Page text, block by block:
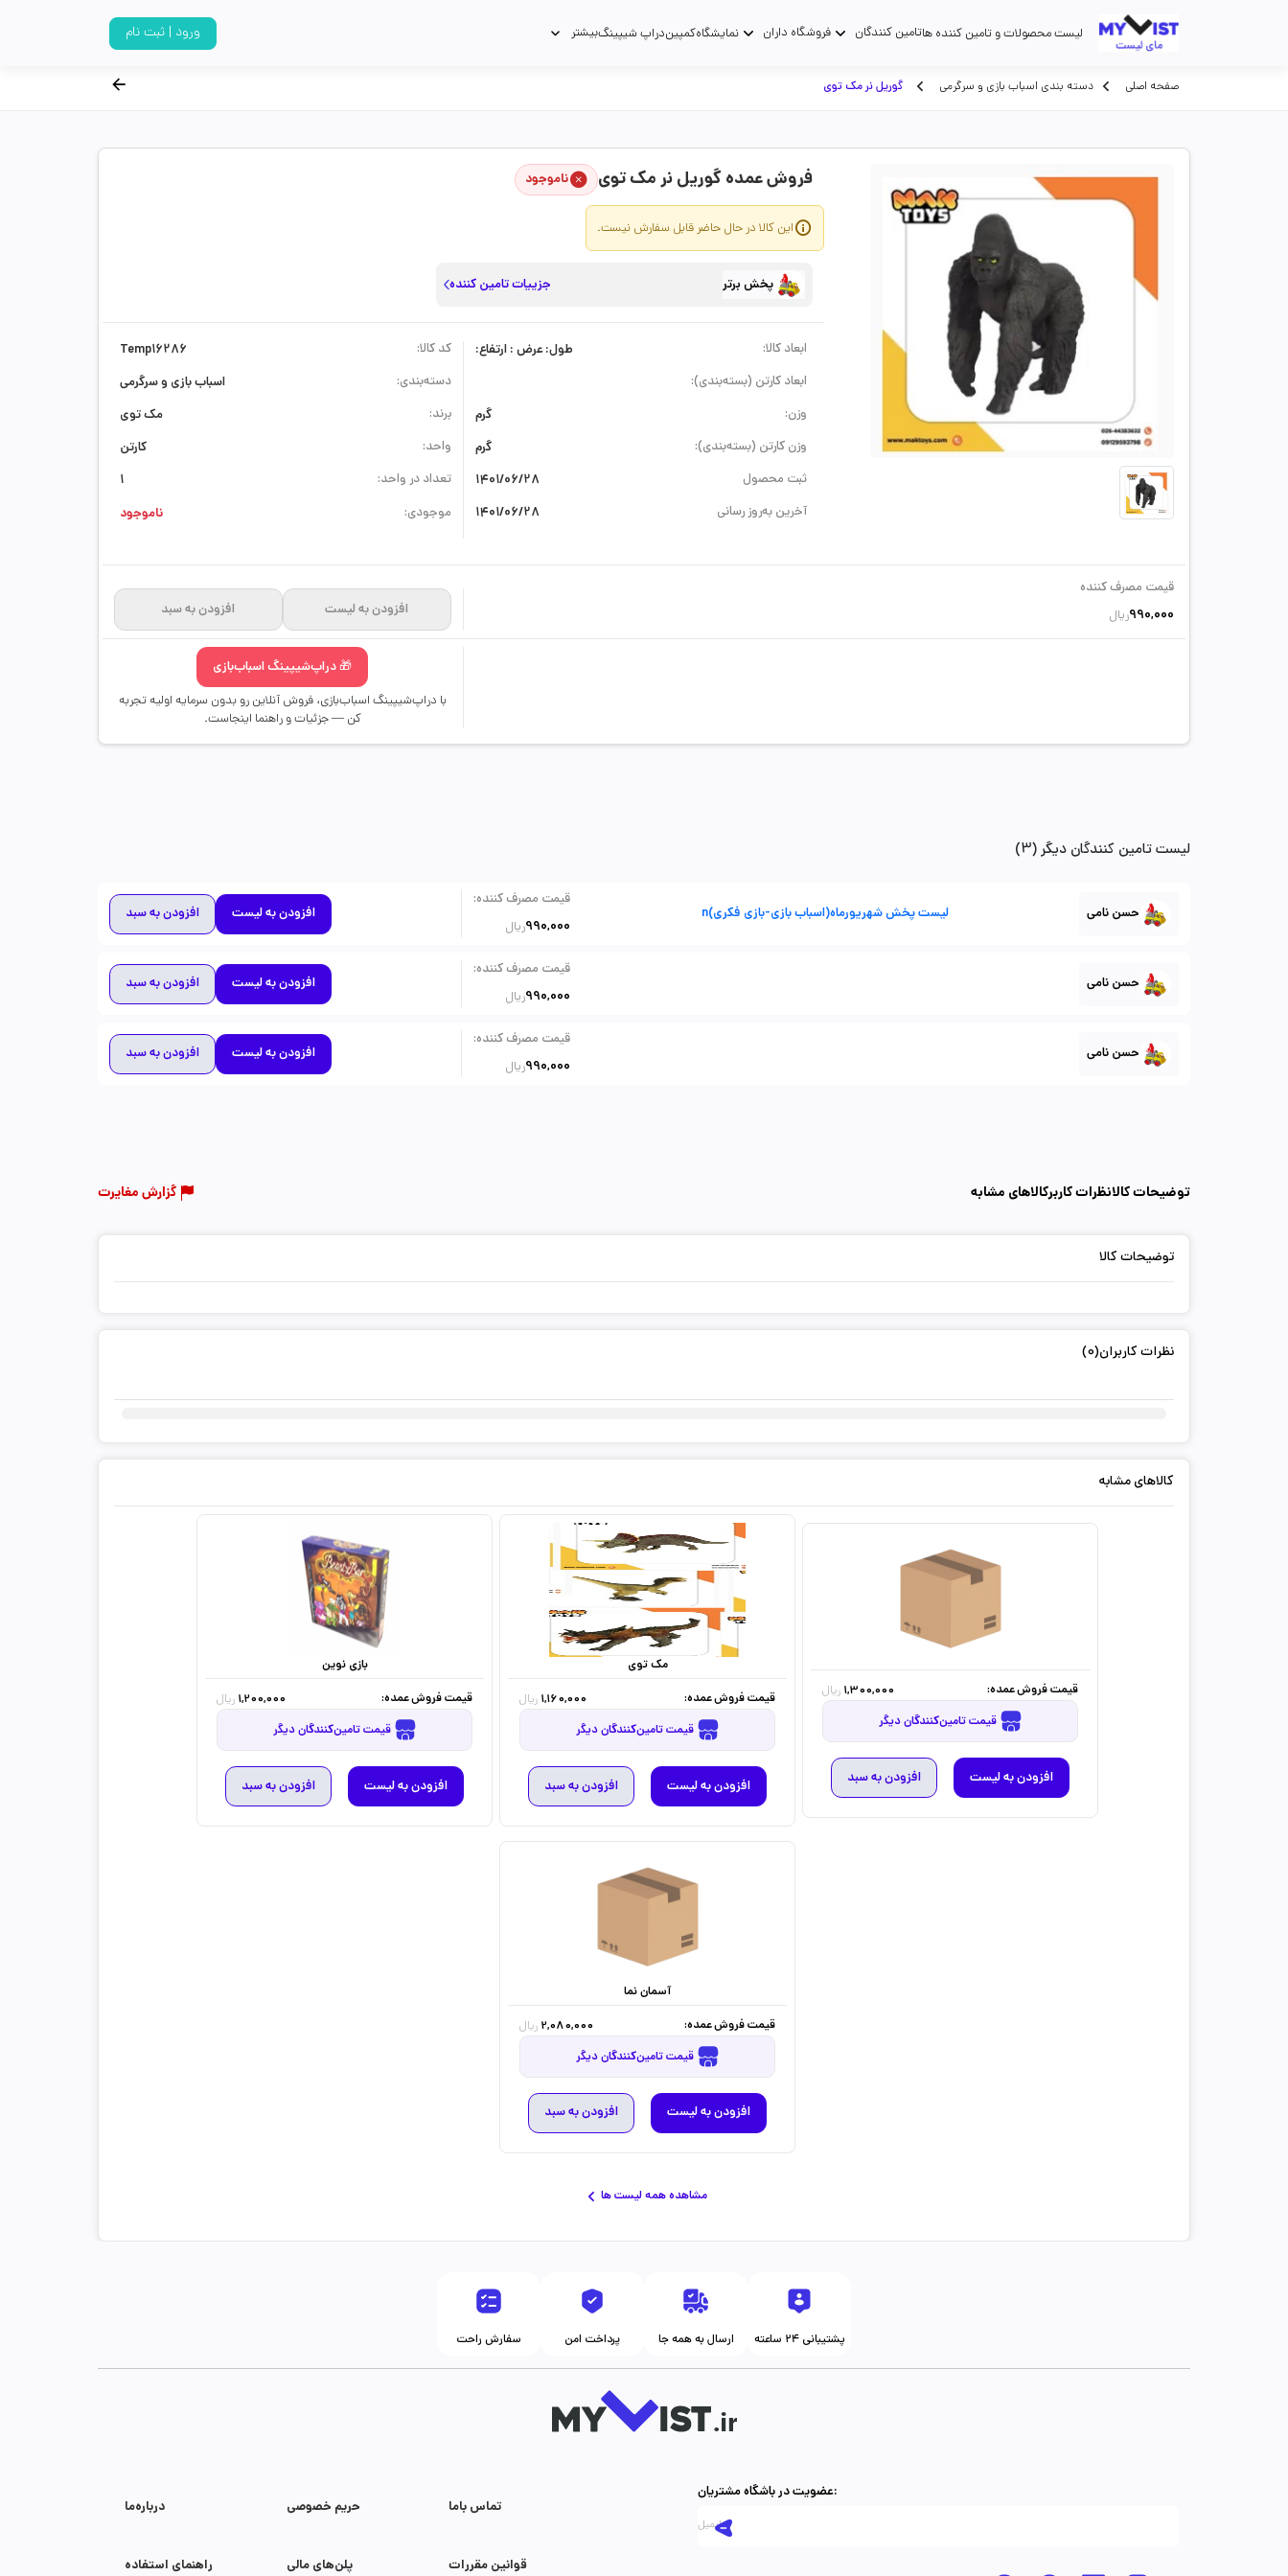
لیست محصولات و تامین کننده هاتامین کنندگان فروشگاه داران نمایشگاهکمپیندراپ شیپینگبیشتر ورود | ثبت نام
صفحه اصلی دسته بندی اسباب بازی و سرگرمی گوریل نر مک توی
فروش عمده گوریل نر مک توی ناموجود
این کالا در حال حاضر قابل سفارش نیست.
پخش برتر جزییات تامین کننده
ابعاد کالا: طول: عرض : ارتفاع:
ابعاد کارتن (بسته‌بندی):
وزن:
گرم
وزن کارتن (بسته‌بندی): گرم
ثبت محصول 1401/06/28
آخرین به‌روز رسانی 1401/06/28
کد کالا: Temp16286
دسته‌بندی: اسباب بازی و سرگرمی
برند: مک توی
واحد: کارتن
تعداد در واحد: 1
موجودی: ناموجود
قیمت مصرف کننده
990,000ریال افزودن به لیست افزودن به سبد
🎁 دراپ‌شیپینگ اسباب‌بازی
با دراپ‌شیپینگ اسباب‌بازی، فروش آنلاین رو بدون سرمایه اولیه تجربه
کن — جزئیات و راهنما اینجاست.
لیست تامین کنندگان دیگر (3)
حسن نامی لیست پخش شهریورماه(اسباب بازی-بازی فکری)n
قیمت مصرف کننده:
990,000ریال
افزودن به لیست افزودن به سبد
حسن نامی
قیمت مصرف کننده:
990,000ریال
افزودن به لیست افزودن به سبد
حسن نامی
قیمت مصرف کننده:
990,000ریال
افزودن به لیست افزودن به سبد
توضیحات کالانظرات کاربرکالاهای مشابه گزارش مغایرت
توضیحات کالا
نظرات کاربران(0)
کالاهای مشابه
قیمت فروش عمده: 1,300,000 ریال
قیمت تامین‌کنندگان دیگر
افزودن به لیست افزودن به سبد
مک توی
قیمت فروش عمده:
1,160,000 ریال
قیمت تامین‌کنندگان دیگر
افزودن به لیست افزودن به سبد
بازی نوین
قیمت فروش عمده:
1,200,000 ریال
قیمت تامین‌کنندگان دیگر
افزودن به لیست افزودن به سبد
آسمان نما
قیمت فروش عمده:
2,080,000 ریال
قیمت تامین‌کنندگان دیگر
افزودن به لیست افزودن به سبد
مشاهده همه لیست ها
سفارش راحت پرداخت امن ارسال به همه جا پشتیبانی ۲۴ ساعته
درباره‌ما حریم خصوصی تماس با‌ما
راهنمای استفاده پلن‌های مالی قوانین مقررات
عضویت در باشگاه مشتریان: